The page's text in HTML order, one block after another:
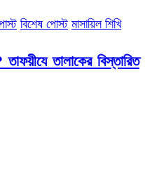
বিশেষ পোস্ট মাসায়িল শিখি
তাফয়ীযে তালাকের বিস্তারিত